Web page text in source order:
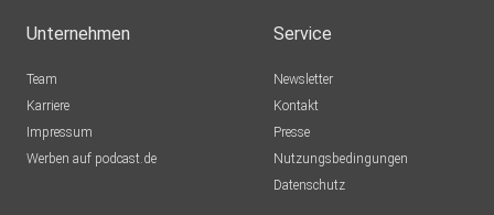
Unternehmen
Team
Karriere
Impressum
Werben auf podcast.de
Service
Newsletter
Kontakt
Presse
Nutzungsbedingungen
Datenschutz